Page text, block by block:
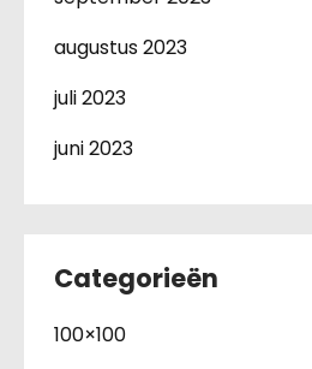
augustus 2023
juli 2023
juni 2023
Categorieën
100×100